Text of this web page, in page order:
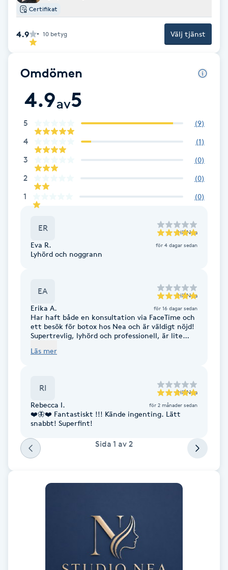
Celluliter
Damklippning
Dermapen
Enzympeeling
Extensions borttagning
Eyeliner-tatuering
Faceliftmassage
Fet hårbotten
Fettreducering
Certifikat
4.9 10 betyg Välj tjänst
Omdömen
4.9av5
5 (9)
4 (1)
3 (0)
2 (0)
1 (0)
ER till Nea
Eva R. för 4 dagar sedan
Lyhörd och noggrann
EA till Nea
Erika A. för 16 dagar sedan
Har haft både en konsultation via FaceTime och
ett besök för botox hos Nea och är väldigt nöjd!
Supertrevlig, lyhörd och professionell, är lite
under behandlingen. Kan varmt rekommendera
Läs mer
RI till Nea
Rebecca I. för 2 månader sedan
❤️🦋❤️ Fantastiskt !!! Kände ingenting. Lätt
snabbt! Superfint!
Sida 1 av 2